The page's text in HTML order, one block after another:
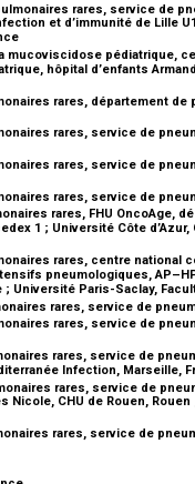
rares, service de
et d’immunité de Lille
mucoviscidose pédiatrique,
hôpital d’enfants
rares, département de
rares, service de
rares, service de
rares, service de
rares, FHU OncoAge,
1 ; Université Côte d’Azur,
rares, centre national
pneumologiques,
Université Paris-Saclay,
rares, service de
rares, service de
rares, service de
Infection, Marseille,
rares, service de
CHU de Rouen, Rouen
rares, service de